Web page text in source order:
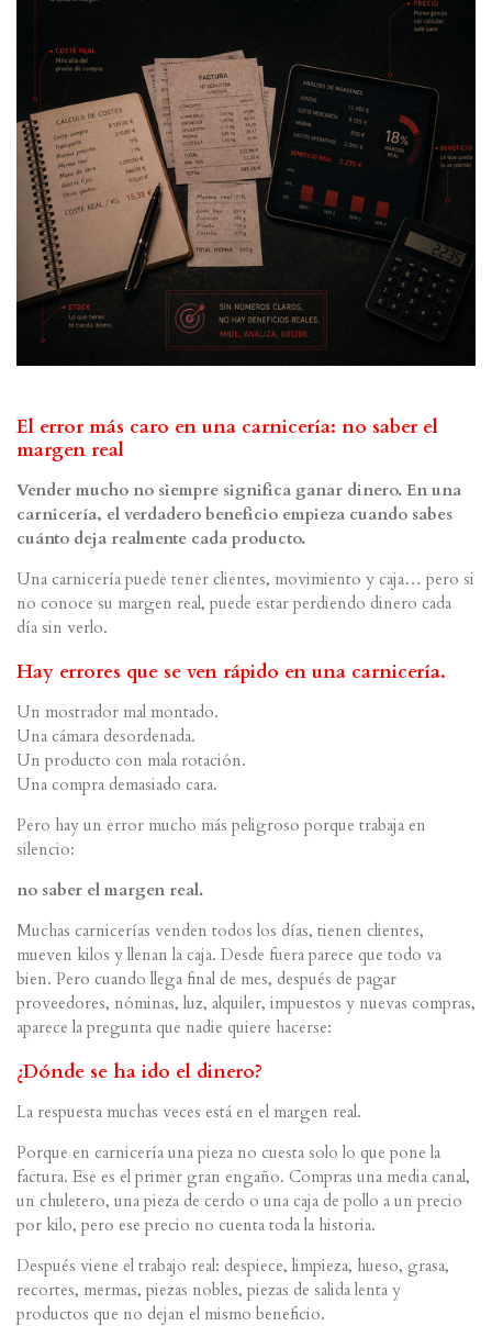
El error más caro en una carnicería: no saber el
margen real
Vender mucho no siempre significa ganar dinero. En una
carnicería, el verdadero beneficio empieza cuando sabes
cuánto deja realmente cada producto.
Una carnicería puede tener clientes, movimiento y caja… pero si
no conoce su margen real, puede estar perdiendo dinero cada
día sin verlo.
Hay errores que se ven rápido en una carnicería.
Un mostrador mal montado.
Una cámara desordenada.
Un producto con mala rotación.
Una compra demasiado cara.
Pero hay un error mucho más peligroso porque trabaja en
silencio:
no saber el margen real.
Muchas carnicerías venden todos los días, tienen clientes,
mueven kilos y llenan la caja. Desde fuera parece que todo va
bien. Pero cuando llega final de mes, después de pagar
proveedores, nóminas, luz, alquiler, impuestos y nuevas compras,
aparece la pregunta que nadie quiere hacerse:
¿Dónde se ha ido el dinero?
La respuesta muchas veces está en el margen real.
Porque en carnicería una pieza no cuesta solo lo que pone la
factura. Ese es el primer gran engaño. Compras una media canal,
un chuletero, una pieza de cerdo o una caja de pollo a un precio
por kilo, pero ese precio no cuenta toda la historia.
Después viene el trabajo real: despiece, limpieza, hueso, grasa,
recortes, mermas, piezas nobles, piezas de salida lenta y
productos que no dejan el mismo beneficio.